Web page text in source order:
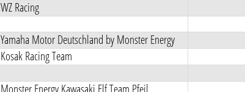
WZ Racing
Yamaha Motor Deutschland by Monster Energy
Kosak Racing Team